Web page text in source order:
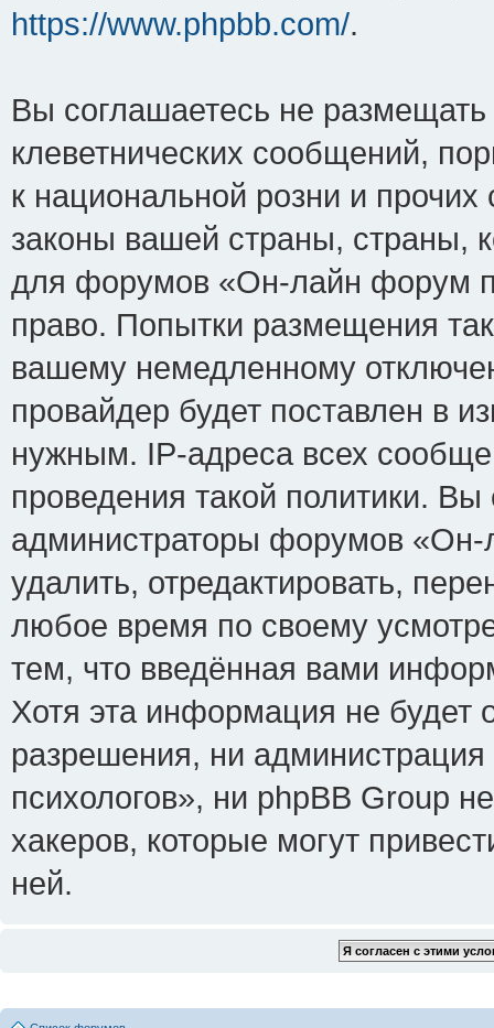
https://www.phpbb.com/.
Вы соглашаетесь не
клеветнических сообщений,
к национальной розни и
законы вашей страны, страны,
для форумов «Он-лайн форум
право. Попытки размещения
вашему немедленному
провайдер будет поставлен в
нужным. IP-адреса всех
проведения такой политики.
администраторы форумов
удалить, отредактировать,
любое время по своему
тем, что введённая вами
Хотя эта информация не будет
разрешения, ни
психологов», ни phpBB Group
хакеров, которые могут
ней.